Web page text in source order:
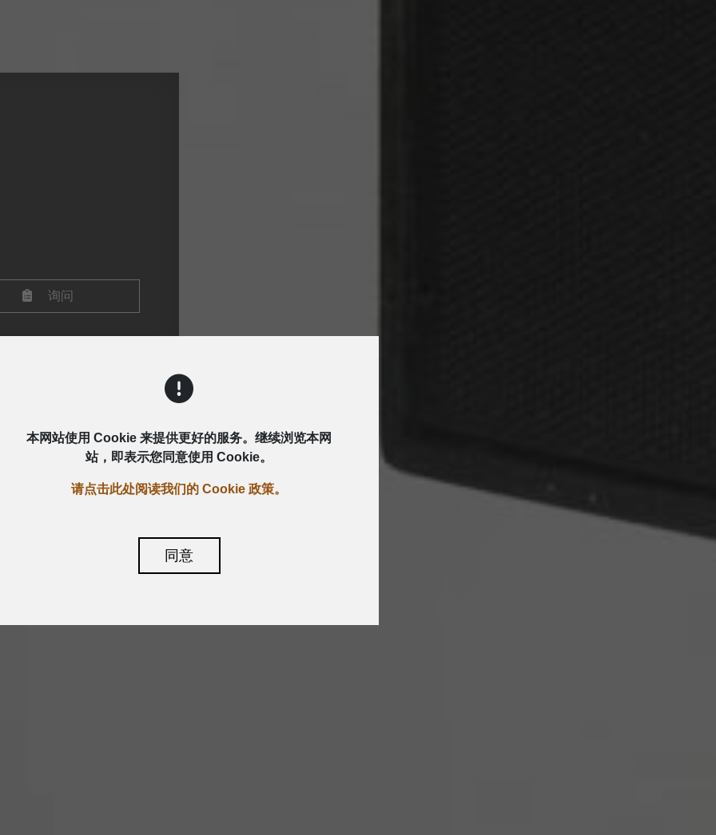
询问
本网站使用 Cookie 来提供更好的服务。继续浏览本网
站，即表示您同意使用 Cookie。
请点击此处阅读我们的 Cookie 政策。
同意